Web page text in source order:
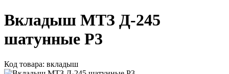
Вкладыш МТЗ Д-245
шатунные Р3
Код товара: вкладыш